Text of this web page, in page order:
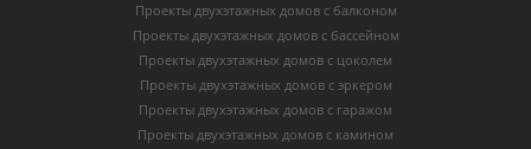
Проекты двухэтажных домов с балконом
Проекты двухэтажных домов с бассейном
Проекты двухэтажных домов с цоколем
Проекты двухэтажных домов с эркером
Проекты двухэтажных домов с гаражом
Проекты двухэтажных домов с камином